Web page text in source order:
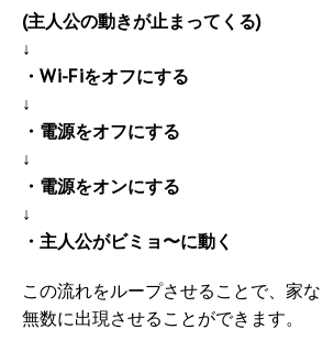
(主人公の動きが止まってくる)
↓
・Wi-Fiをオフにする
↓
・電源をオフにする
↓
・電源をオンにする
↓
・主人公がビミョ〜に動く
この流れをループさせることで、家
無数に出現させることができます。